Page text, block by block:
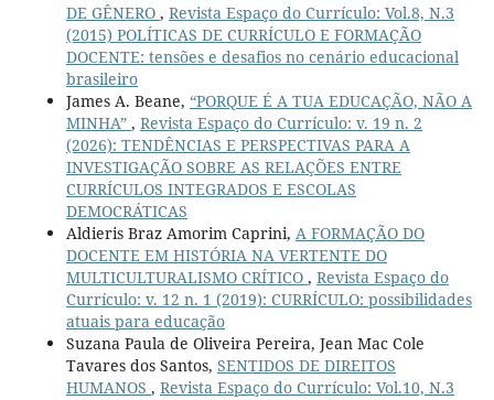
DE GÊNERO , Revista Espaço do Currículo: Vol.8, N.3
(2015) POLÍTICAS DE CURRÍCULO E FORMAÇÃO
DOCENTE: tensões e desafios no cenário educacional
brasileiro
James A. Beane, “PORQUE É A TUA EDUCAÇÃO, NÃO A
MINHA” , Revista Espaço do Currículo: v. 19 n. 2
(2026): TENDÊNCIAS E PERSPECTIVAS PARA A
INVESTIGAÇÃO SOBRE AS RELAÇÕES ENTRE
CURRÍCULOS INTEGRADOS E ESCOLAS
DEMOCRÁTICAS
Aldieris Braz Amorim Caprini, A FORMAÇÃO DO
DOCENTE EM HISTÓRIA NA VERTENTE DO
MULTICULTURALISMO CRÍTICO , Revista Espaço do
Currículo: v. 12 n. 1 (2019): CURRÍCULO: possibilidades
atuais para educação
Suzana Paula de Oliveira Pereira, Jean Mac Cole
Tavares dos Santos, SENTIDOS DE DIREITOS
HUMANOS , Revista Espaço do Currículo: Vol.10, N.3